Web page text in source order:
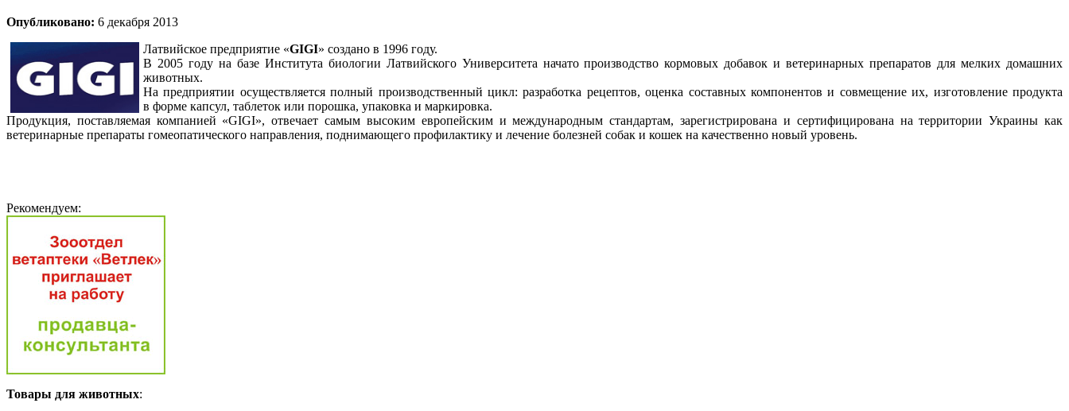
Опубликовано: 6 декабря 2013
Латвийское предприятие «GIGI» создано в 1996 году.
В 2005 году на базе Института биологии Латвийского Университета начато производство кормовых добавок и ветеринарных препаратов для мелких домашних
животных.
На предприятии осуществляется полный производственный цикл: разработка рецептов, оценка составных компонентов и совмещение их, изготовление продукта
в форме капсул, таблеток или порошка, упаковка и маркировка.
Продукция, поставляемая компанией «GIGI», отвечает самым высоким европейским и международным стандартам, зарегистрирована и сертифицирована на территории Украины как
ветеринарные препараты гомеопатического направления, поднимающего профилактику и лечение болезней собак и кошек на качественно новый уровень.
Рекомендуем:
Товары для животных: